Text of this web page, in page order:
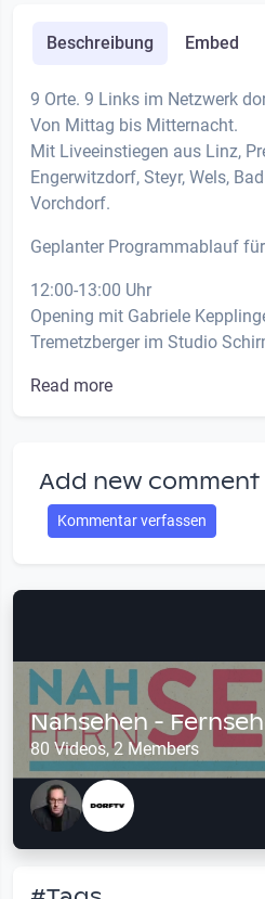
Beschreibung Embed
9 Orte. 9 Links im Netzwerk
Von Mittag bis Mitternacht.
Mit Liveeinstiegen aus Linz,
Engerwitzdorf, Steyr, Wels,
Vorchdorf.
Geplanter Programmablauf
12:00-13:00 Uhr
Opening mit Gabriele
Tremetzberger im Studio
Read more
Add new comment
Kommentar verfassen
Nahsehen -
80 Videos, 2 Members